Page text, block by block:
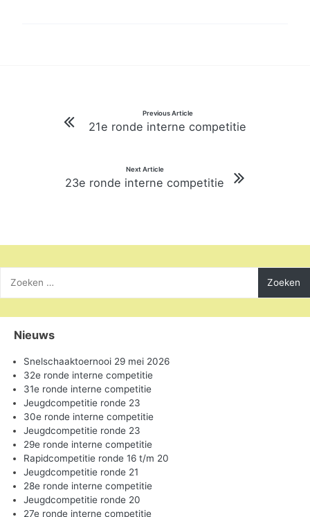
navigatie
Previous Article
21e ronde interne competitie
Next Article
23e ronde interne competitie
naar:
Nieuws
Snelschaaktoernooi 29 mei 2026
32e ronde interne competitie
31e ronde interne competitie
Jeugdcompetitie ronde 23
30e ronde interne competitie
Jeugdcompetitie ronde 23
29e ronde interne competitie
Rapidcompetitie ronde 16 t/m 20
Jeugdcompetitie ronde 21
28e ronde interne competitie
Jeugdcompetitie ronde 20
27e ronde interne competitie